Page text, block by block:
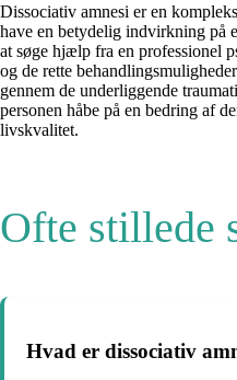
Dissociativ amnesi er en
have en betydelig indvirkning på
at søge hjælp fra en professionel
og de rette
gennem de underliggende
personen håbe på en bedring af
livskvalitet.
Ofte stillede
Hvad er dissociativ